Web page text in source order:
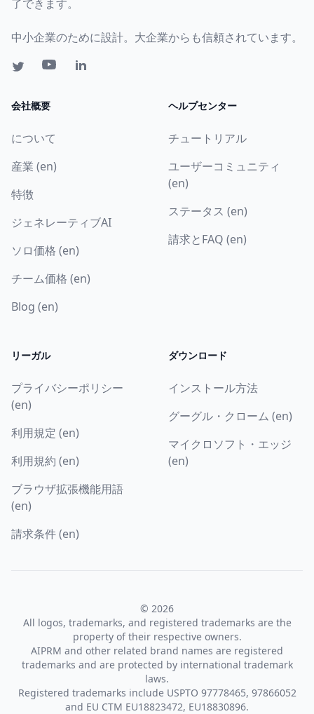
了できます。
中小企業のために設計。大企業からも信頼されています。
会社概要
について
産業 (en)
特徴
ジェネレーティブAI
ソロ価格 (en)
チーム価格 (en)
Blog (en)
ヘルプセンター
チュートリアル
ユーザーコミュニティ
(en)
ステータス (en)
請求とFAQ (en)
リーガル
プライバシーポリシー
(en)
利用規定 (en)
利用規約 (en)
ブラウザ拡張機能用語
(en)
請求条件 (en)
ダウンロード
インストール方法
グーグル・クローム (en)
マイクロソフト・エッジ
(en)
© 2026
All logos, trademarks, and registered trademarks are the
property of their respective owners.
AIPRM and other related brand names are registered
trademarks and are protected by international trademark
laws.
Registered trademarks include USPTO 97778465, 97866052
and EU CTM EU18823472, EU18830896.